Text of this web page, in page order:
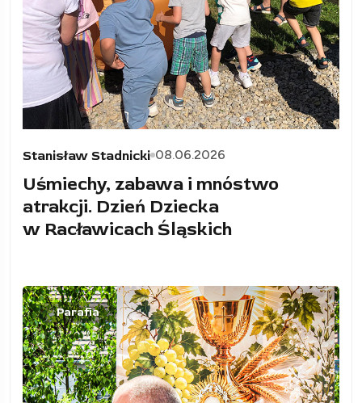
Stanisław Stadnicki 08.06.2026
Uśmiechy, zabawa i mnóstwo
atrakcji. Dzień Dziecka
w Racławicach Śląskich
Parafia